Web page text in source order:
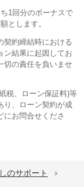
1回分のボーナスで
とします。
契約締結時における
ン結果に起因してお
切の責任を負いませ
税、ローン保証料)等
り、ローン契約が成
にお問合せくださ
のサポート